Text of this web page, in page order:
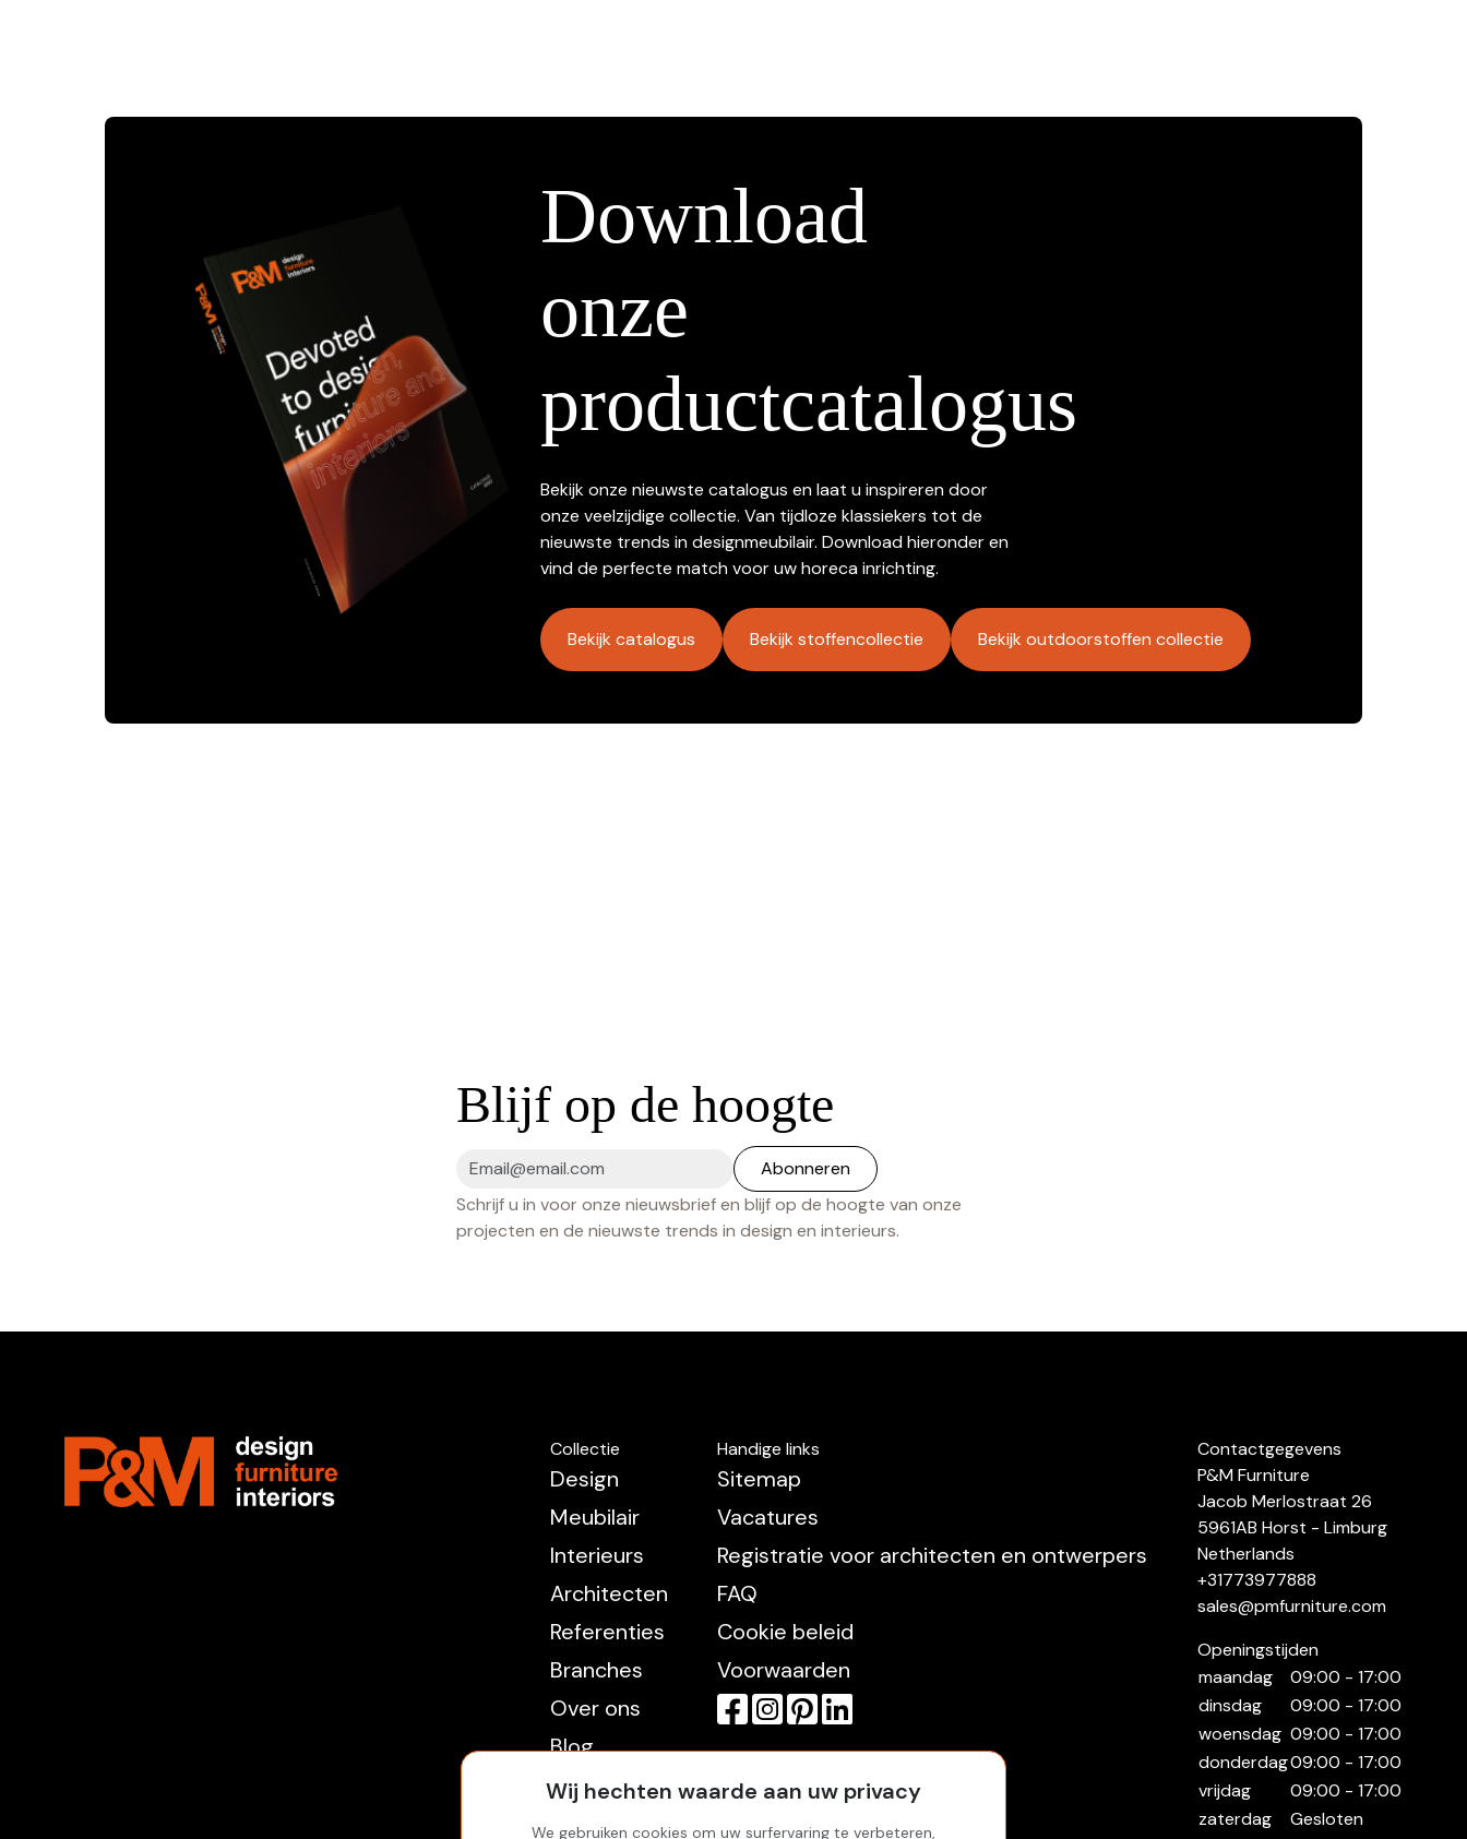
Download
onze
productcatalogus
Bekijk onze nieuwste catalogus en laat u inspireren door
onze veelzijdige collectie. Van tijdloze klassiekers tot de
nieuwste trends in designmeubilair. Download hieronder en
vind de perfecte match voor uw horeca inrichting.
Bekijk catalogus Bekijk stoffencollectie Bekijk outdoorstoffen collectie
Blijf op de hoogte
Schrijf u in voor onze nieuwsbrief en blijf op de hoogte van onze
projecten en de nieuwste trends in design en interieurs.
Collectie
Design
Meubilair
Interieurs
Architecten
Referenties
Branches
Over ons
Blog
Contact
Handige links
Sitemap
Vacatures
Registratie voor architecten en ontwerpers
FAQ
Cookie beleid
Voorwaarden
Contactgegevens
P&M Furniture
Jacob Merlostraat 26
5961AB Horst - Limburg
Netherlands
+31773977888
sales@pmfurniture.com
Openingstijden
maandag
09:00 - 17:00
dinsdag
09:00 - 17:00
woensdag 09:00 - 17:00
donderdag09:00 - 17:00
vrijdag
09:00 - 17:00
zaterdag
Gesloten
Wij hechten waarde aan uw privacy
We gebruiken cookies om uw surfervaring te verbeteren,